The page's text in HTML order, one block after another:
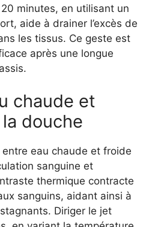
minutes, en utilisant un
aide à drainer l’excès de
les tissus. Ce geste est
après une longue
chaude et
douche
entre eau chaude et froide
sanguine et
thermique contracte
sanguins, aidant ainsi à
Diriger le jet